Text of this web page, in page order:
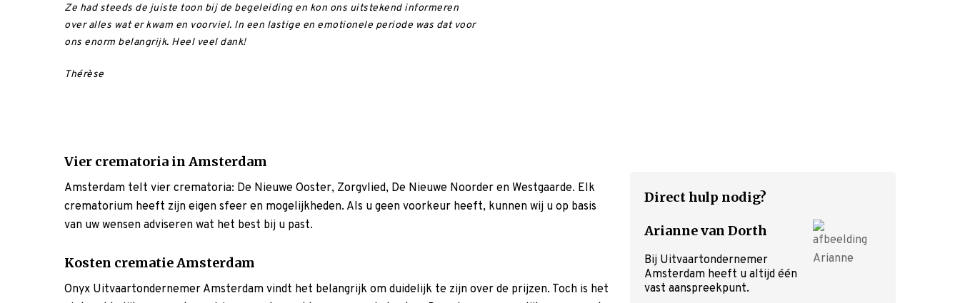
Ze had steeds de juiste toon bij de begeleiding en kon ons uitstekend informeren
over alles wat er kwam en voorviel. In een lastige en emotionele periode was dat voor
ons enorm belangrijk. Heel veel dank!
Thérèse
Vier crematoria in Amsterdam
Amsterdam telt vier crematoria: De Nieuwe Ooster, Zorgvlied, De Nieuwe Noorder en Westgaarde. Elk
crematorium heeft zijn eigen sfeer en mogelijkheden. Als u geen voorkeur heeft, kunnen wij u op basis
van uw wensen adviseren wat het best bij u past.
Kosten crematie Amsterdam
Onyx Uitvaartondernemer Amsterdam vindt het belangrijk om duidelijk te zijn over de prijzen. Toch is het
Direct hulp nodig?
Arianne van Dorth
Bij Uitvaartondernemer
Amsterdam heeft u altijd één
vast aanspreekpunt.
Wensenboekje
Uitvaart regelen
Overlijden melden